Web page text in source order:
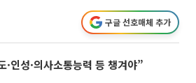
구글 선호매체 추가
·인성·의사소통능력 등 챙겨야”